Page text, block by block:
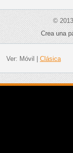
©
Crea una
Ver: Móvil Clásica